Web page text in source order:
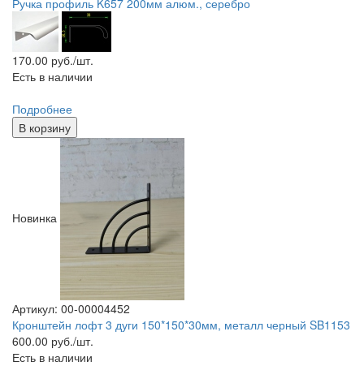
170.00 руб./шт.
Есть в наличии
Подробнее
В корзину
Новинка
Артикул: 00-00004452
Кронштейн лофт 3 дуги 150*150*30мм, металл черный SB1153
600.00 руб./шт.
Есть в наличии